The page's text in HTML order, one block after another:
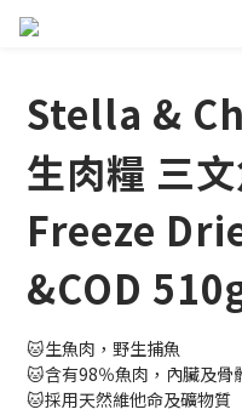
Stella &
生肉糧 三
Freeze
&COD
🐱生魚肉，野生捕魚
🐱含有98％魚肉，內臟及骨
🐱採用天然維他命及礦物質